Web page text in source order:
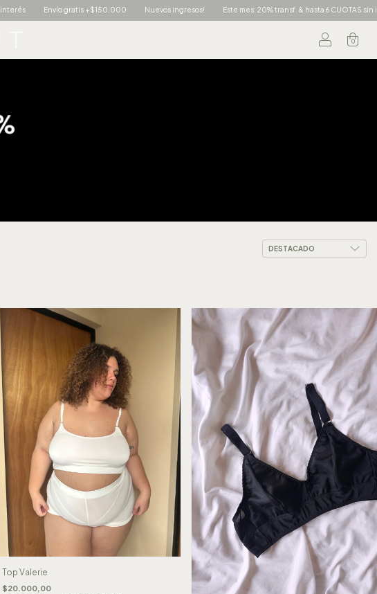
Nuevos ingresos! Este mes: 20% transf. & hasta 6 CUOTAS sin interés Envío gratis +$150.000
0
Top Valerie
$20.000,00